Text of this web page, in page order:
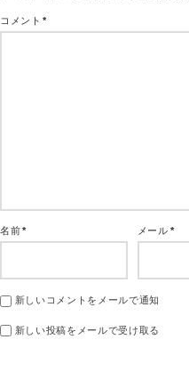
コメント*
名前* メール*
新しいコメントをメールで通知
新しい投稿をメールで受け取る